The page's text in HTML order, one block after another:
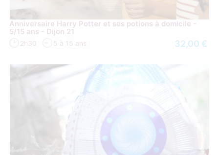
Anniversaire Harry Potter et ses potions à domicile -
5/15 ans - Dijon 21
2h30 5 à 15 ans 32,00 €